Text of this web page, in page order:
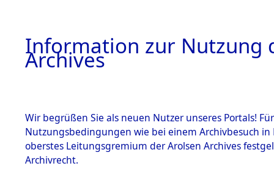
Information zur Nutzung
Archives
Wir begrüßen Sie als neuen Nutzer unseres Portals!
Nutzungsbedingungen wie bei einem Archivbesuch
oberstes Leitungsgremium der Arolsen Archives
Archivrecht.